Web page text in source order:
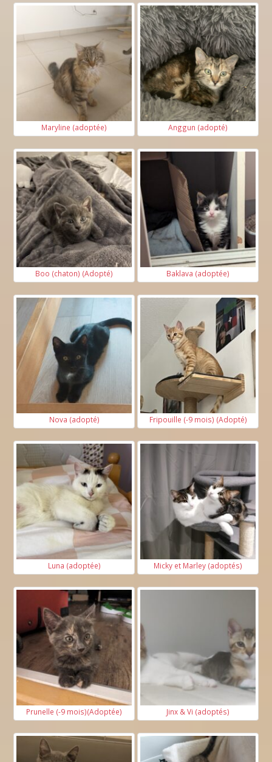
Maryline (adoptée) Anggun (adopté)
Boo (chaton) (Adopté) Baklava (adoptée)
Nova (adopté) Fripouille (-9 mois) (Adopté)
Luna (adoptée) Micky et Marley (adoptés)
Prunelle (-9 mois)(Adoptée) Jinx & Vi (adoptés)